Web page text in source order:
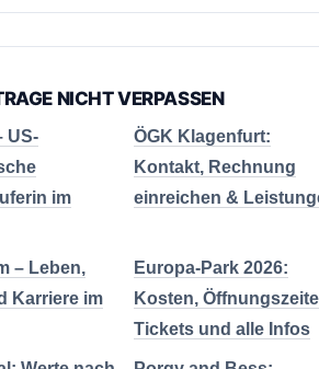
NICHT VERPASSEN
US-
im
ÖGK Klagenfurt:
Kontakt, Rechnung
einreichen &
– Leben,
Karriere im
Europa-Park 2026:
Kosten,
Tickets und alle Infos